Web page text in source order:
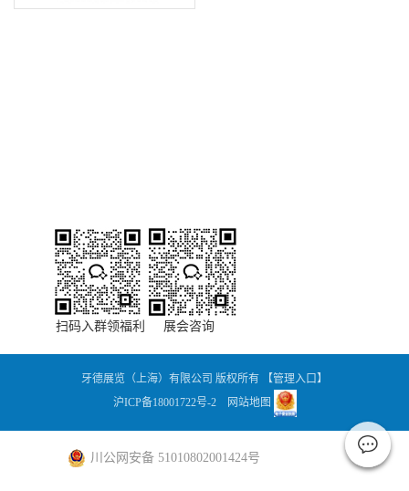
扫码入群领福利 展会咨询
牙德展览（上海）有限公司 版权所有
【管理入口】
沪ICP备18001722号-2
网站地图
川公网安备 51010802001424号